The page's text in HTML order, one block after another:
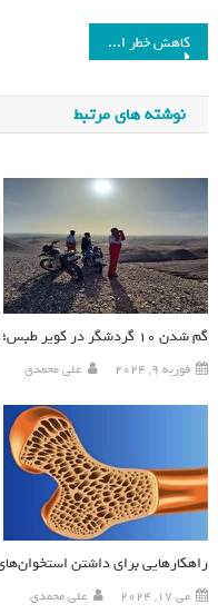
کاهش خطر ابتلا به آلزایمر با مصرف روزانه این میوه!_فرنگی
نوشته های مرتبط
گم شدن ۱۰ گردشگر در کویر طبس؛ امدادگران در حال جست‌وجوی مفقودین هستند
فوریه 9, 2024 علی محمدی
راهکارهایی برای داشتن
می 17, 2024 علی محمدی